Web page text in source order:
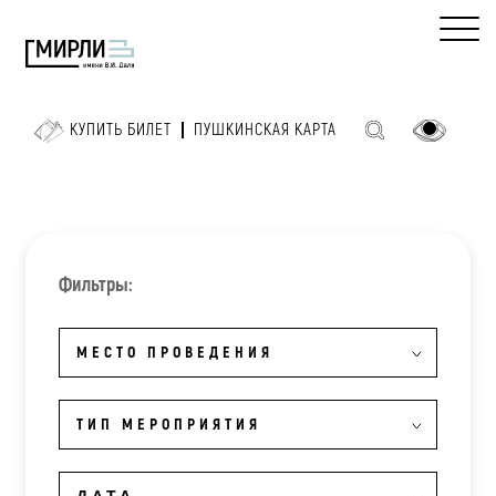
КУПИТЬ БИЛЕТ ПУШКИНСКАЯ КАРТА
Фильтры:
МЕСТО ПРОВЕДЕНИЯ
ТИП МЕРОПРИЯТИЯ